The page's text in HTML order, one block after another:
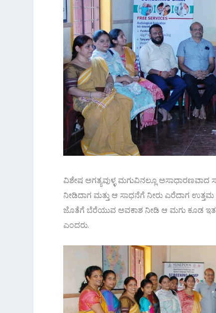
ವಿಶೇಷ ಅಗತ್ಯವುಳ್ಳ ಮಗುವಿನಲ್ಲೂ ಅಸಾಧಾರಣವಾದ
ನೀಡಿದಾಗ ಮತ್ತು ಆ ಸಾಧನೆಗೆ ನೀರು ಎರೆದಾಗ ಉತ್ತಮ
ಜೊತೆಗೆ ಬೆರೆಯುವ ಅವಕಾಶ ನೀಡಿ ಆ ಮಗು ಕೂಡ
ಎಂದರು.